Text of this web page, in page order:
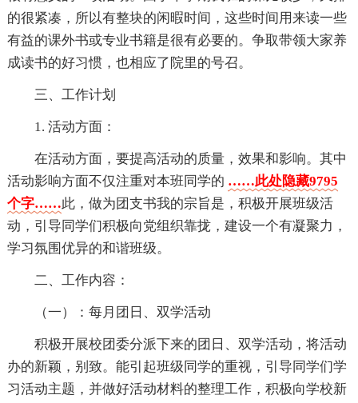
的很紧凑，所以有整块的闲暇时间，这些时间用来读一些
有益的课外书或专业书籍是很有必要的。争取带领大家养
成读书的好习惯，也相应了院里的号召。
三、工作计划
1. 活动方面：
在活动方面，要提高活动的质量，效果和影响。其中
活动影响方面不仅注重对本班同学的 ……此处隐藏9795
个字……此，做为团支书我的宗旨是，积极开展班级活
动，引导同学们积极向党组织靠拢，建设一个有凝聚力，
学习氛围优异的和谐班级。
二、工作内容：
（一）：每月团日、双学活动
积极开展校团委分派下来的团日、双学活动，将活动
办的新颖，别致。能引起班级同学的重视，引导同学们学
习活动主题，并做好活动材料的整理工作，积极向学校新